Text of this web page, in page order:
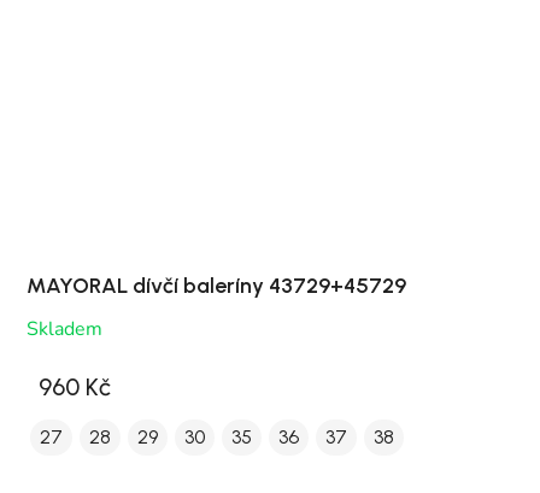
MAYORAL dívčí baleríny 43729+45729
Skladem
960 Kč
27 28 29 30 35 36 37 38